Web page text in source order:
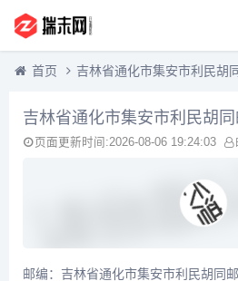
首页 吉林省通化市集安市利民胡
吉林省通化市集安市利民胡
页面更新时间:2026-08-06 19:24:03
邮编：吉林省通化市集安市利民胡同